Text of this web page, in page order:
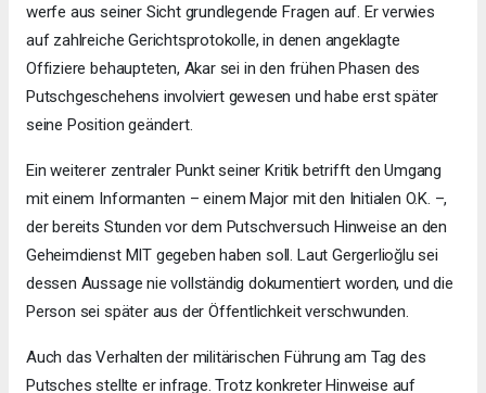
werfe aus seiner Sicht grundlegende Fragen auf. Er verwies
auf zahlreiche Gerichtsprotokolle, in denen angeklagte
Offiziere behaupteten, Akar sei in den frühen Phasen des
Putschgeschehens involviert gewesen und habe erst später
seine Position geändert.
Ein weiterer zentraler Punkt seiner Kritik betrifft den Umgang
mit einem Informanten – einem Major mit den Initialen O.K. –,
der bereits Stunden vor dem Putschversuch Hinweise an den
Geheimdienst MIT gegeben haben soll. Laut Gergerlioğlu sei
dessen Aussage nie vollständig dokumentiert worden, und die
Person sei später aus der Öffentlichkeit verschwunden.
Auch das Verhalten der militärischen Führung am Tag des
Putsches stellte er infrage. Trotz konkreter Hinweise auf